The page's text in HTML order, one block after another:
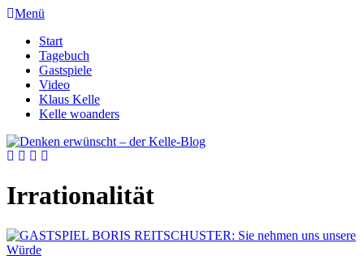
Menü
Start
Tagebuch
Gastspiele
Video
Klaus Kelle
Kelle woanders
Irrationalität